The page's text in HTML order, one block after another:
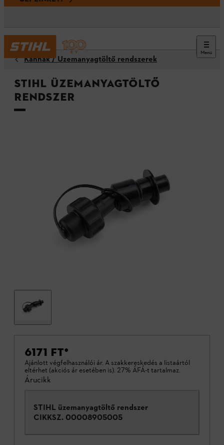
Menü
Kannák / Üzemanyagtöltő rendszerek
STIHL üzemanyagtöltő
rendszer
6171 FT*
Ajánlott végfelhasználói ár. A szakkereskedés a listaártól
eltérhet (akciós ár esetében is). 27% ÁFÁ-t tartalmaz.
Árucikk
STIHL üzemanyagtöltő rendszer
CIKKSZ. 00008905005